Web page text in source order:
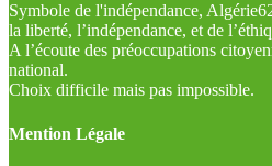
Symbole de l'indépendance,
la liberté, l’indépendance, et de
A l’écoute des préoccupations
national.
Choix difficile mais pas impossible.
Mention Légale